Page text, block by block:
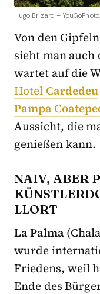
Hugo Brizard –
Von den
sieht man auch
wartet auf die
HotelCardedeu
Pampa
Aussicht, die
genießen kann.
NAIV, ABER
LLORT
La Palma
wurde
Friedens, weil
Ende des